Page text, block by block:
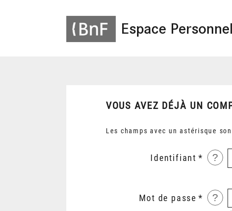
Espace Personnel
VOUS AVEZ DÉJÀ UN
Les champs avec un astérisque
Identifiant ?
Mot de passe ?